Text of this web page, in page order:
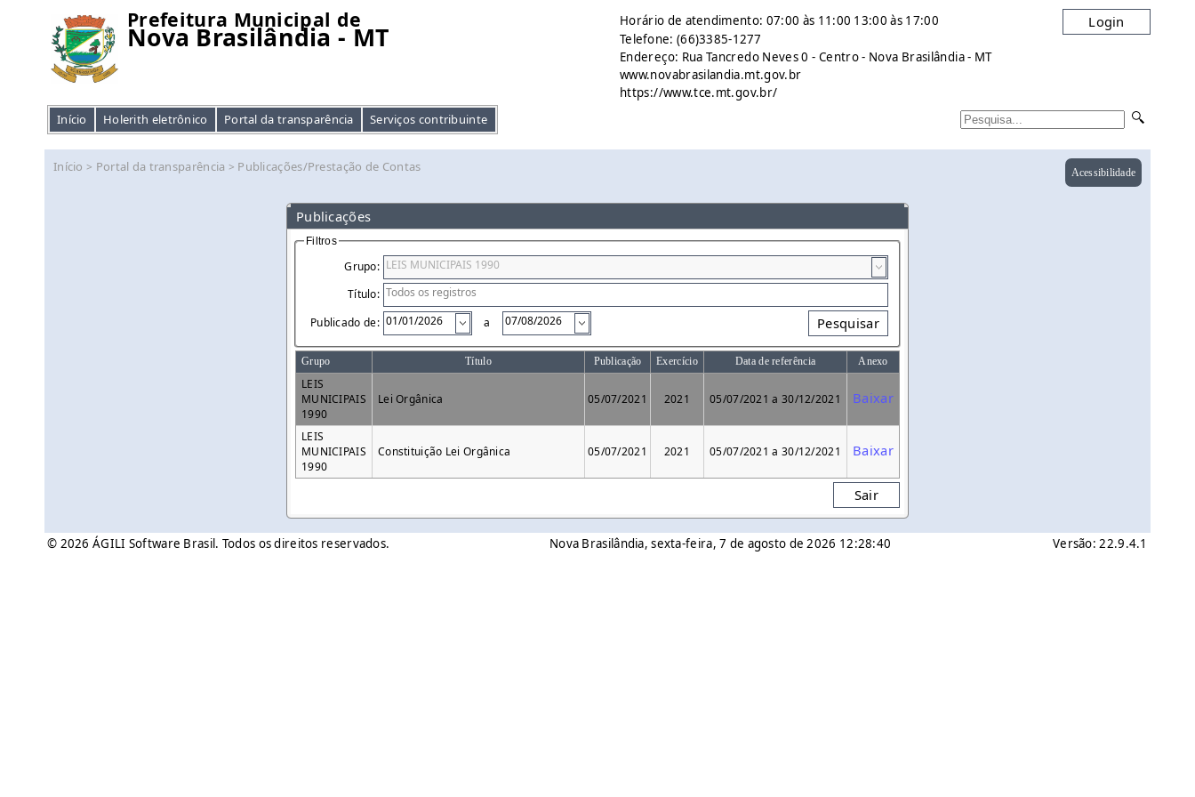
Login
Prefeitura Municipal de Horário de atendimento: 07:00 às 11:00 13:00 às 17:00
Nova Brasilândia - MT
Telefone: (66)3385-1277
Endereço: Rua Tancredo Neves 0 - Centro - Nova Brasilândia - MT
www.novabrasilandia.mt.gov.br
https://www.tce.mt.gov.br/
Início
Holerith eletrônico Portal da transparência Serviços contribuinte
Início > Portal da transparência > Publicações/Prestação de Contas Acessibilidade
Publicações
Filtros
Grupo:
Título:
Publicado de:
a Pesquisar
Grupo Título Publicação Exercício Data de referência Anexo
LEIS
MUNICIPAIS
1990
Lei Orgânica 05/07/2021 2021 05/07/2021 a 30/12/2021 Baixar
LEIS
MUNICIPAIS
1990
Constituição Lei Orgânica 05/07/2021 2021 05/07/2021 a 30/12/2021 Baixar
Sair
© 2026 ÁGILI Software Brasil. Todos os direitos reservados. Nova Brasilândia, sexta-feira, 7 de agosto de 2026 12:28:40 Versão: 22.9.4.1